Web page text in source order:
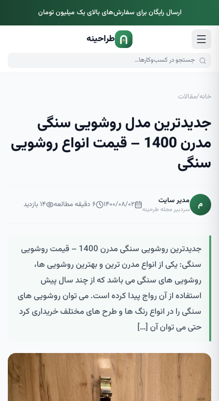
ارسال رایگان برای سفارش‌های بالای یک میلیون تومان
طراحینه
خانه/مقالات
جدیدترین مدل روشویی سنگی
مدرن 1400 – قیمت انواع روشویی
سنگی
م مدیر سایت
سردبیر مجله طرحینه ۱۴۰۰/۰۸/۰۲ ۶ دقیقه مطالعه ۱۴بازدید
جدیدترین روشویی سنگی مدرن 1400 – قیمت روشویی
سنگی: یکی از انواع مدرن ترین و بهترین روشویی ها،
روشویی های سنگی می باشد که از چند سال پیش
استفاده از آن رواج پیدا کرده است. می توان روشویی های
سنگی را در انواع رنگ ها و طرح های مختلف خریداری کرد
حتی می توان آن […]